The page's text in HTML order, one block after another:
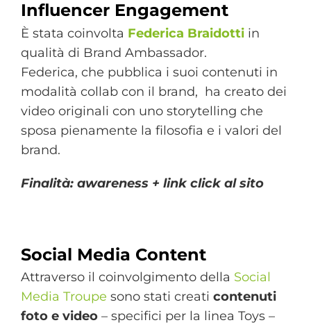
Influencer Engagement
È stata coinvolta Federica Braidotti in
qualità di Brand Ambassador.
Federica, che pubblica i suoi contenuti in
modalità collab con il brand, ha creato dei
video originali con uno storytelling che
sposa pienamente la filosofia e i valori del
brand.
Finalità: awareness + link click al sito
Social Media Content
Attraverso il coinvolgimento della Social
Media Troupe sono stati creati contenuti
foto e video – specifici per la linea Toys –